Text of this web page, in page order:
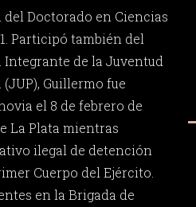
Doctorado en Ciencias
Participó también del
de la Juventud
Guillermo fue
el 8 de febrero de
La Plata mientras
ilegal de detención
Cuerpo del Ejército.
en la Brigada de